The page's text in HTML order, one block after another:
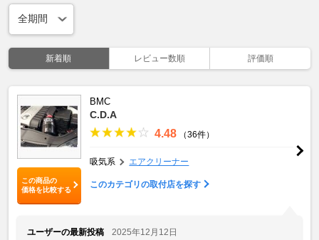
新着順 レビュー数順 評価順
この商品の
価格を比較する
BMC
C.D.A
4.48 （36件）
吸気系 エアクリーナー
このカテゴリの取付店を探す
ユーザーの最新投稿
2025年12月12日